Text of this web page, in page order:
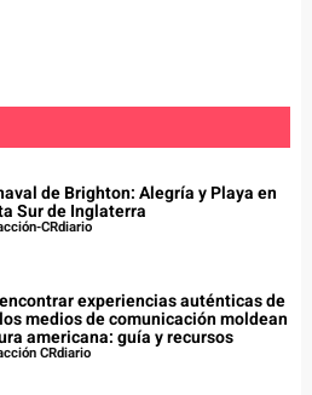
de Brighton: Alegría y Playa en
Sur de Inglaterra
CRdiario
experiencias auténticas de
medios de comunicación moldean
americana: guía y recursos
CRdiario